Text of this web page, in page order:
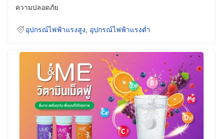
ความปลอดภัย
อุปกรณ์ไฟฟ้าแรงสูง อุปกรณ์ไฟฟ้าแรงต่ำ